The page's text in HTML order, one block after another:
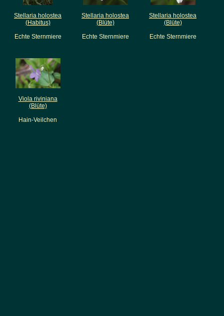
Stellaria holostea
(Habitus)
Echte Sternmiere
Stellaria holostea
(Blüte)
Echte Sternmiere
Stellaria holostea
(Blüte)
Echte Sternmiere
Viola riviniana
(Blüte)
Hain-Veilchen